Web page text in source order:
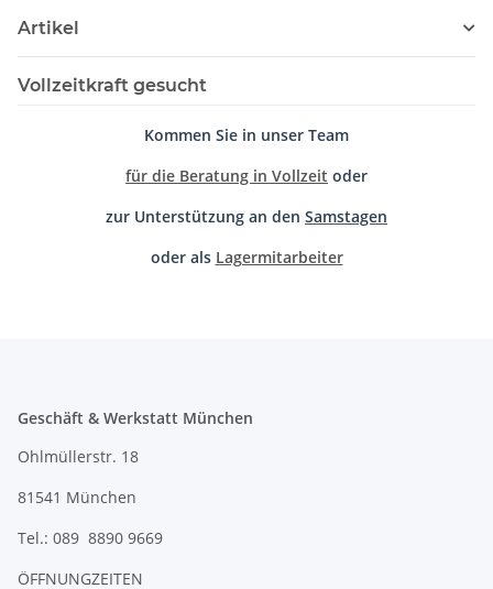
Artikel
Vollzeitkraft gesucht
Kommen Sie in unser Team
für die Beratung in Vollzeit oder
zur Unterstützung an den Samstagen
oder als Lagermitarbeiter
Geschäft & Werkstatt München
Ohlmüllerstr. 18
81541 München
Tel.: 089 8890 9669
ÖFFNUNGZEITEN